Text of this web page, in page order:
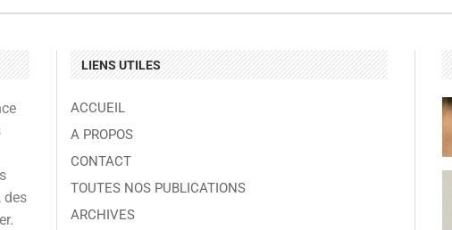
des
LIENS UTILES
ACCUEIL
A PROPOS
CONTACT
TOUTES NOS PUBLICATIONS
ARCHIVES